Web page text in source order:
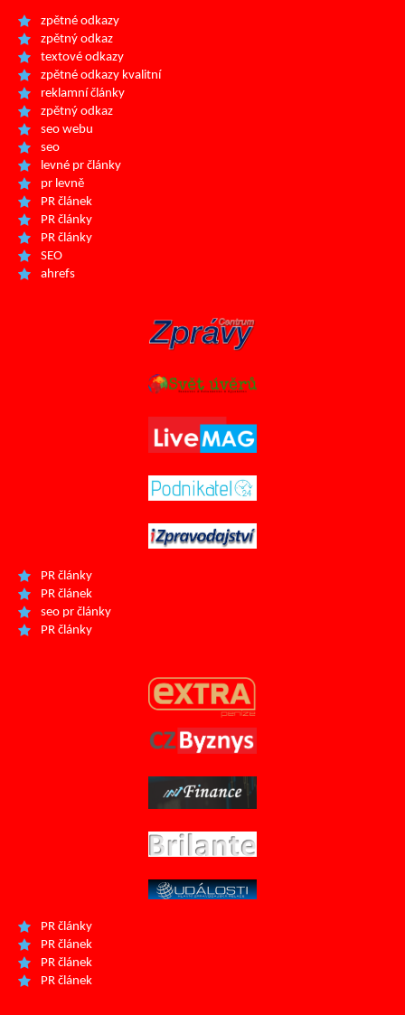
zpětné odkazy
zpětný odkaz
textové odkazy
zpětné odkazy kvalitní
reklamní články
zpětný odkaz
seo webu
seo
levné pr články
pr levně
PR článek
PR články
PR články
SEO
ahrefs
PR články
PR článek
seo pr články
PR články
PR články
PR článek
PR článek
PR článek